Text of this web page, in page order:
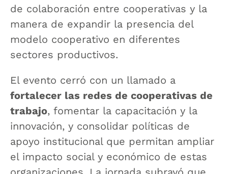
de colaboración entre cooperativas y la
manera de expandir la presencia del
modelo cooperativo en diferentes
sectores productivos.
El evento cerró con un llamado a
fortalecer las redes de cooperativas de
trabajo, fomentar la capacitación y la
innovación, y consolidar políticas de
apoyo institucional que permitan ampliar
el impacto social y económico de estas